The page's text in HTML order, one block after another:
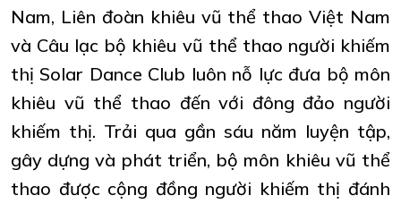
Nam, Liên đoàn khiêu vũ thể thao Việt Nam
và Câu lạc bộ khiêu vũ thể thao người khiếm
thị Solar Dance Club luôn nỗ lực đưa bộ môn
khiêu vũ thể thao đến với đông đảo người
khiếm thị. Trải qua gần sáu năm luyện tập,
gây dựng và phát triển, bộ môn khiêu vũ thể
thao được cộng đồng người khiếm thị đánh